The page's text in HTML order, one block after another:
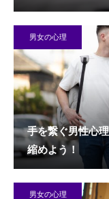
男女の心理
手を繋ぐ男性心
縮めよう！
男女の心理